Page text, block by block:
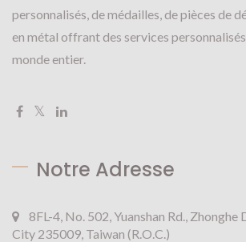
personnalisés, de médailles, de pièces de
en métal offrant des services
monde entier.
Notre Adresse
8FL-4, No. 502, Yuanshan Rd., Zhonghe
City 235009, Taiwan (R.O.C.)